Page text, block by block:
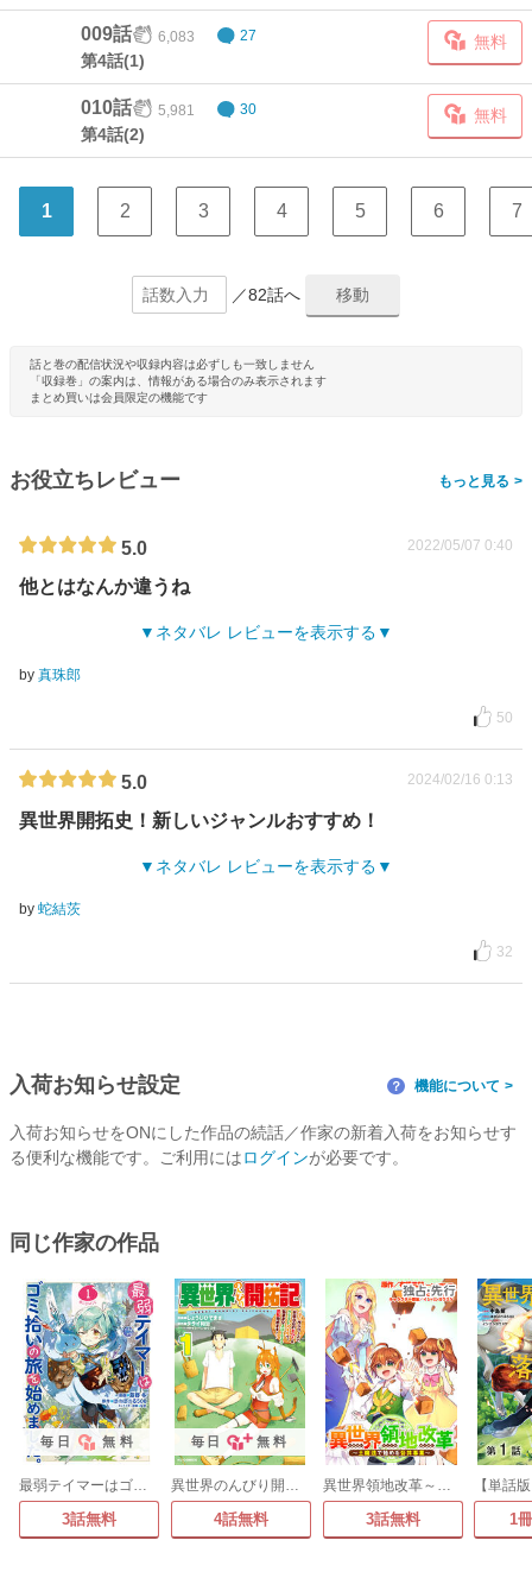
009話 6,083 27
第4話(1)
無料
010話 5,981 30
第4話(2)
無料
1 2 3 4 5 6 7
／82話へ
話と巻の配信状況や収録内容は必ずしも一致しません
「収録巻」の案内は、情報がある場合のみ表示されます
まとめ買いは会員限定の機能です
お役立ちレビュー >
5.0 2022/05/07 0:40
他とはなんか違うね
ネタバレ レビューを表示する
by 真珠郎
50
5.0 2024/02/16 0:13
異世界開拓史！新しいジャンルおすすめ！
ネタバレ レビューを表示する
by 蛇結茨
32
入荷お知らせ設定 ？ 機能について
入荷お知らせをONにした作品の続話／作家の新着入荷をお知らせす
る便利な機能です。ご利用にはログインが必要です。
同じ作家の作品
毎日 無料
最弱テイマーはゴミ拾いの旅を始めました。@COMIC
3話無料
毎日 無料
異世界のんびり開拓記
4話無料
異世界領地改革～土魔法で始める公共事業～
3話無料 1